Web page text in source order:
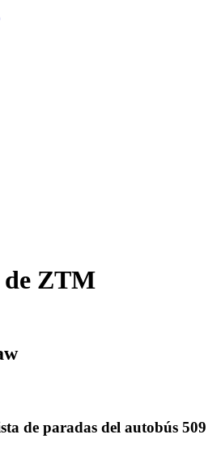
de ZTM
de paradas del autobús 509